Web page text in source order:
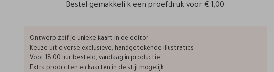
kalkpapier omslag kalkpapier omslag
Bestel gemakkelijk een proefdruk voor€ 1,00
Ontwerp zelf je unieke kaart in de editor
Keuze uit diverse exclusieve, handgetekende illustraties
Voor 18.00 uur besteld, vandaag in productie
Extra producten en kaarten in de stijl mogelijk